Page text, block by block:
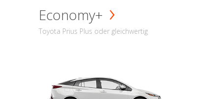
Economy+
Toyota Prius Plus oder gleichwertig